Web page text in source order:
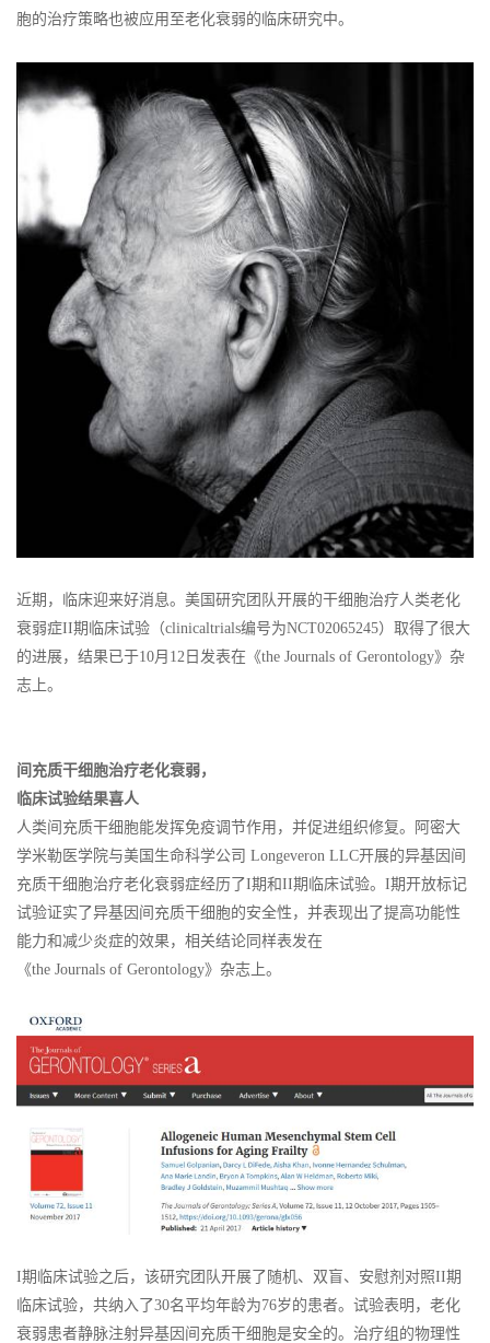
胞的治疗策略也被应用至老化衰弱的临床研究中。
近期，临床迎来好消息。美国研究团队开展的干细胞治疗人类老化
衰弱症II期临床试验（clinicaltrials编号为NCT02065245）取得了很大
的进展，结果已于10月12日发表在《the Journals of Gerontology》杂
志上。
间充质干细胞治疗老化衰弱，
临床试验结果喜人
人类间充质干细胞能发挥免疫调节作用，并促进组织修复。阿密大
学米勒医学院与美国生命科学公司 Longeveron LLC开展的异基因间
充质干细胞治疗老化衰弱症经历了I期和II期临床试验。I期开放标记
试验证实了异基因间充质干细胞的安全性，并表现出了提高功能性
能力和减少炎症的效果，相关结论同样表发在
《the Journals of Gerontology》杂志上。
I期临床试验之后，该研究团队开展了随机、双盲、安慰剂对照II期
临床试验，共纳入了30名平均年龄为76岁的患者。试验表明，老化
衰弱患者静脉注射异基因间充质干细胞是安全的。治疗组的物理性